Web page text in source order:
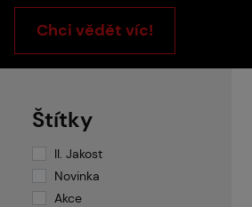
Chci vědět víc!
Štítky
II. Jakost
Novinka
Akce